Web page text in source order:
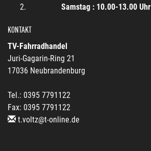
Samstag : 10.00-13.00 Uhr
KONTAKT
TV-Fahrradhandel
Juri-Gagarin-Ring 21
17036 Neubrandenburg
Tel.: 0395 7791122
Fax: 0395 7791122
t.voltz@t-online.de